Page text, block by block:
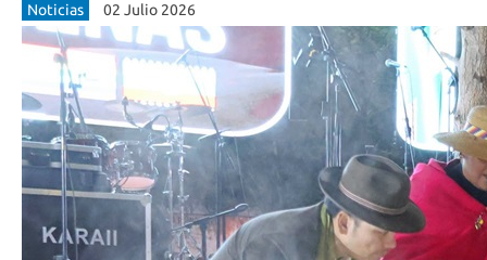
Noticias 02 Julio 2026